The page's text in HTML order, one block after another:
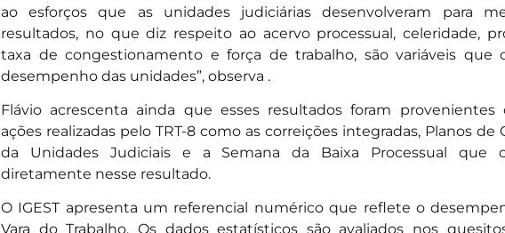
ao esforços que as unidades judiciárias desenvolveram para
resultados, no que diz respeito ao acervo processual, celeridade,
taxa de congestionamento e força de trabalho, são variáveis que
desempenho das unidades”, observa .
Flávio acrescenta ainda que esses resultados foram provenientes
ações realizadas pelo TRT-8 como as correições integradas, Planos de
da Unidades Judiciais e a Semana da Baixa Processual que
diretamente nesse resultado.
O IGEST apresenta um referencial numérico que reflete o
Vara do Trabalho. Os dados estatísticos são avaliados nos